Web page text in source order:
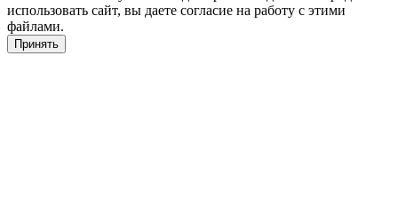
использовать сайт, вы даете согласие на работу с этими
файлами.
Принять